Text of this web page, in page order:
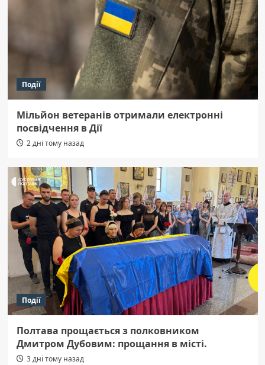
Події
Мільйон ветеранів отримали електронні
посвідчення в Дії
2 дні тому назад
Події
Полтава прощається з полковником
Дмитром Дубовим: прощання в місті.
3 дні тому назад